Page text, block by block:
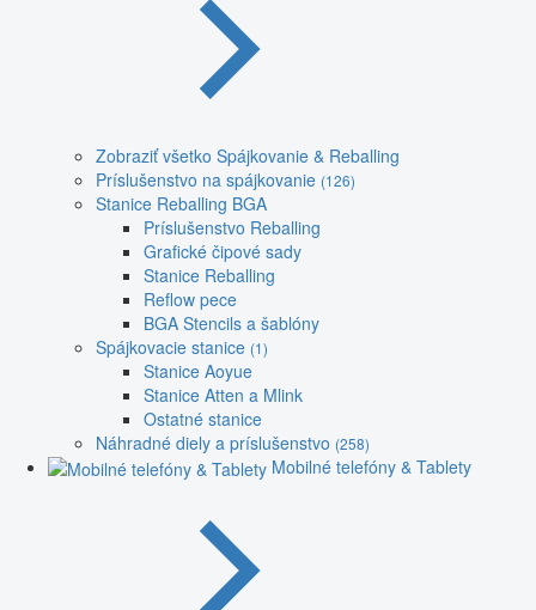
Zobraziť všetko Spájkovanie & Reballing
Príslušenstvo na spájkovanie (126)
Stanice Reballing BGA
Príslušenstvo Reballing
Grafické čipové sady
Stanice Reballing
Reflow pece
BGA Stencils a šablóny
Spájkovacie stanice (1)
Stanice Aoyue
Stanice Atten a Mlink
Ostatné stanice
Náhradné diely a príslušenstvo (258)
Mobilné telefóny & Tablety